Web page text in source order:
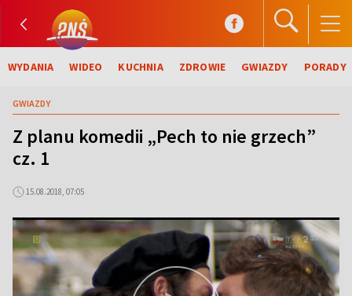
WYDANIA WIDEO KUCHNIA ZDROWIE GWIAZDY PORADY
GWIAZDY
Z planu komedii „Pech to nie grzech”
cz. 1
15.08.2018, 07:05